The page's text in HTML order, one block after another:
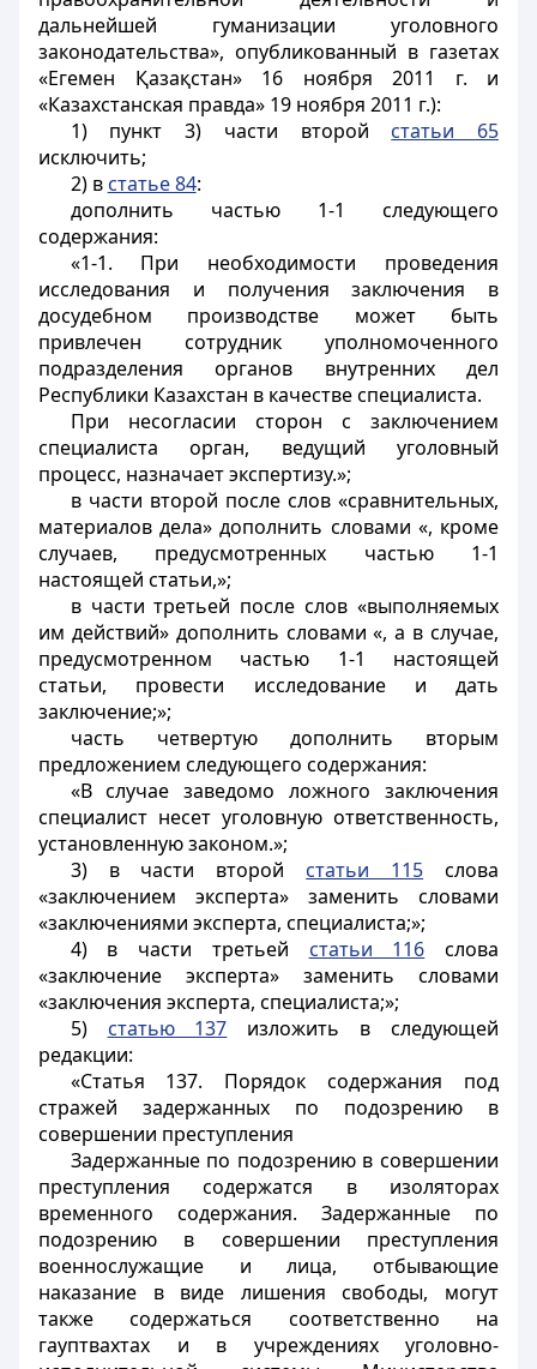
дальнейшей гуманизации уголовного
законодательства», опубликованный в газетах
«Егемен Қазақстан» 16 ноября 2011 г. и
«Казахстанская правда» 19 ноября 2011 г.):
1) пункт 3) части второй статьи 65
исключить;
2) в статье 84:
дополнить частью 1-1 следующего
содержания:
«1-1. При необходимости проведения
исследования и получения заключения в
досудебном производстве может быть
привлечен сотрудник уполномоченного
подразделения органов внутренних дел
Республики Казахстан в качестве специалиста.
При несогласии сторон с заключением
специалиста орган, ведущий уголовный
процесс, назначает экспертизу.»;
в части второй после слов «сравнительных,
материалов дела» дополнить словами «, кроме
случаев, предусмотренных частью 1-1
настоящей статьи,»;
в части третьей после слов «выполняемых
им действий» дополнить словами «, а в случае,
предусмотренном частью 1-1 настоящей
статьи, провести исследование и дать
заключение;»;
часть четвертую дополнить вторым
предложением следующего содержания:
«В случае заведомо ложного заключения
специалист несет уголовную ответственность,
установленную законом.»;
3) в части второй статьи 115 слова
«заключением эксперта» заменить словами
«заключениями эксперта, специалиста;»;
4) в части третьей статьи 116 слова
«заключение эксперта» заменить словами
«заключения эксперта, специалиста;»;
5) статью 137 изложить в следующей
редакции:
«Статья 137. Порядок содержания под
стражей задержанных по подозрению в
совершении преступления
Задержанные по подозрению в совершении
преступления содержатся в изоляторах
временного содержания. Задержанные по
подозрению в совершении преступления
военнослужащие и лица, отбывающие
наказание в виде лишения свободы, могут
также содержаться соответственно на
гауптвахтах и в учреждениях уголовно-